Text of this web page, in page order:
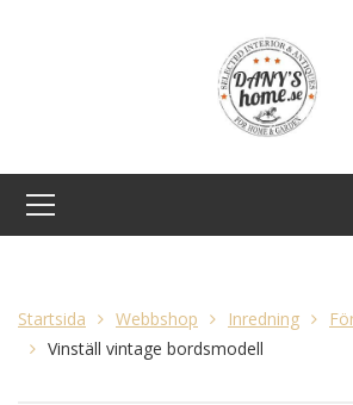
Startsida Webbshop Inredning
Vinställ vintage bordsmodell